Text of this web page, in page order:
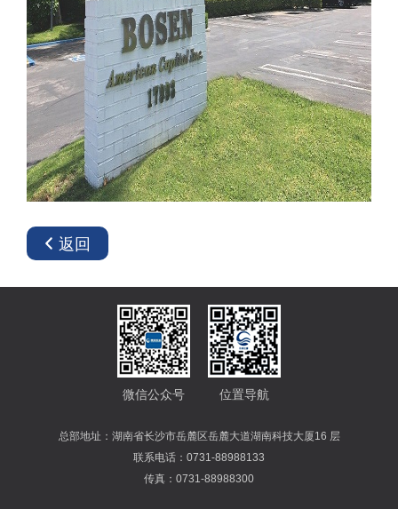
返回
微信公众号 位置导航
总部地址：湖南省长沙市岳麓区岳麓大道湖南科技大厦16 层
联系电话：0731-88988133
传真：0731-88988300